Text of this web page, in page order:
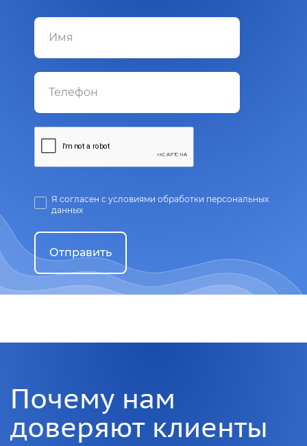
Я согласен с условиями обработки персональных
данных
Отправить
Почему нам
доверяют клиенты